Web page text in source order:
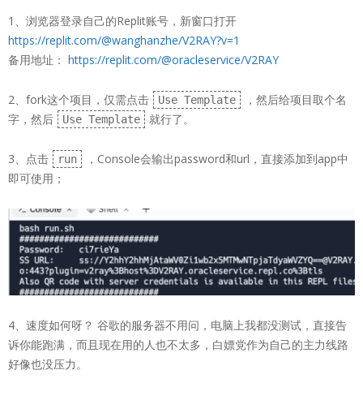
1、浏览器登录自己的Replit账号，新窗口打开
https://replit.com/@wanghanzhe/V2RAY?v=1
备用地址： https://replit.com/@oracleservice/V2RAY
2、fork这个项目，仅需点击 Use Template
，然后给项目取个名
字，然后
Use Template 就行了。
3、点击 run
，Console会输出password和url，直接添加到app中
即可使用；
4、速度如何呀？ 谷歌的服务器不用问，电脑上我都没测试，直接告
诉你能跑满，而且现在用的人也不太多，白嫖党作为自己的主力线路
好像也没压力。